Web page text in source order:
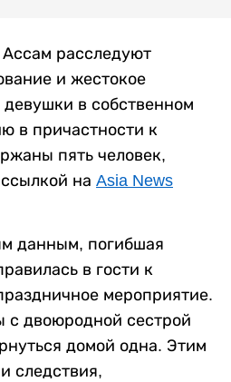
расследуют
и жестокое
девушки в собственном
в причастности к
пять человек,
на Asia News
данным, погибшая
в гости к
мероприятие.
с двоюродной сестрой
домой одна. Этим
следствия,